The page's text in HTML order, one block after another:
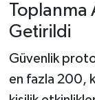
Toplanma
Getirildi
Güvenlik
en fazla 200,